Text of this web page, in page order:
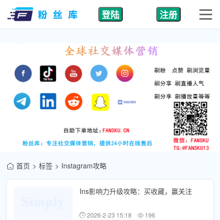
登陆 注册
首页 标签 Instagram攻略
Ins影响力升级攻略：买收藏，赢关注
2026-2-23 15:18 196